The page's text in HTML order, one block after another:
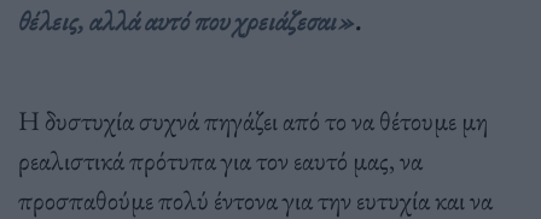
θέλεις, αλλά αυτό που χρειάζεσαι».
Η δυστυχία συχνά πηγάζει από το να θέτουμε μη
ρεαλιστικά πρότυπα για τον εαυτό μας, να
προσπαθούμε πολύ έντονα για την ευτυχία και να